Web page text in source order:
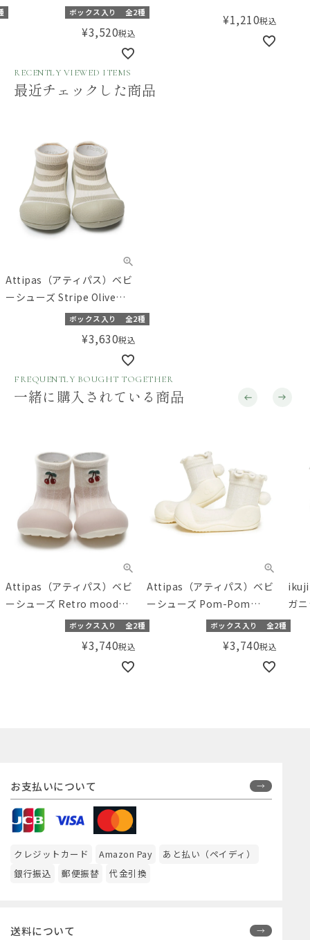
Chocolate
（11.5/12.5cm）
ボックス入り 全2種
¥3,520税込
ンカチ2枚セット ピンク
¥1,210税込
RECENTLY VIEWED ITEMS
最近チェックした商品
Attipas（アティパス）ベビ
ーシューズ Stripe Olive
（11.5/12.5cm）ボックス入り 全2種
¥3,630税込
FREQUENTLY BOUGHT TOGETHER
一緒に購入されている商品
Attipas（アティパス）ベビ
ーシューズ Retro mood
Cherry （11.5/12.5cm）
ボックス入り 全2種
¥3,740税込
Attipas（アティパス）ベビ
ーシューズ Pom-Pom
White （11.5/12.5cm）
ボックス入り 全2種
¥3,740税込
ガ
バ
お支払いについて
クレジットカード Amazon Pay
あと払い（ペイディ）
銀行振込
郵便振替 代金引換
送料について